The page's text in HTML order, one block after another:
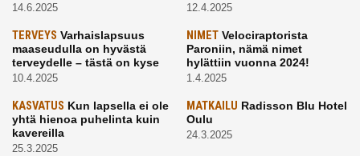
14.6.2025 12.4.2025
TERVEYS Varhaislapsuus
maaseudulla on hyvästä
terveydelle – tästä on kyse
10.4.2025
NIMETVelociraptorista
Paroniin, nämä nimet
hylättiin vuonna 2024!
1.4.2025
KASVATUS Kun lapsella ei ole
yhtä hienoa puhelinta kuin
kavereilla
25.3.2025
MATKAILU Radisson Blu Hotel
Oulu
24.3.2025